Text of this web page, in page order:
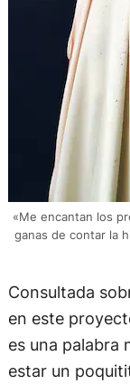
«Me encantan los
ganas de contar la
Consultada
en este
es una palabra
estar un